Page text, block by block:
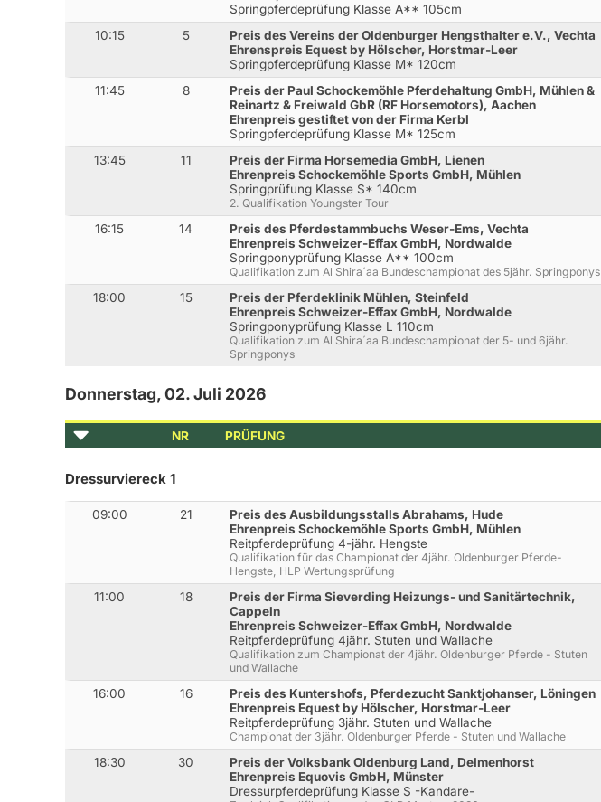
Springpferdeprüfung Klasse A** 105cm
10:15 5
Preis des Vereins der Oldenburger Hengsthalter e.V., Vechta
Ehrenspreis Equest by Hölscher, Horstmar-Leer
Springpferdeprüfung Klasse M* 120cm
11:45 8
Preis der Paul Schockemöhle Pferdehaltung GmbH, Mühlen &
Reinartz & Freiwald GbR (RF Horsemotors), Aachen
Ehrenpreis gestiftet von der Firma Kerbl
Springpferdeprüfung Klasse M* 125cm
13:45 11
Preis der Firma Horsemedia GmbH, Lienen
Ehrenpreis Schockemöhle Sports GmbH, Mühlen
Springprüfung Klasse S* 140cm
2. Qualifikation Youngster Tour
16:15 14
Preis des Pferdestammbuchs Weser-Ems, Vechta
Ehrenpreis Schweizer-Effax GmbH, Nordwalde
Springponyprüfung Klasse A** 100cm
Qualifikation zum Al Shira´aa Bundeschampionat des 5jähr. Springponys
18:00 15
Preis der Pferdeklinik Mühlen, Steinfeld
Ehrenpreis Schweizer-Effax GmbH, Nordwalde
Springponyprüfung Klasse L 110cm
Qualifikation zum Al Shira´aa Bundeschampionat der 5- und 6jähr.
Springponys
Donnerstag, 02. Juli 2026
NR PRÜFUNG
Dressurviereck 1
09:00 21
Preis des Ausbildungsstalls Abrahams, Hude
Ehrenpreis Schockemöhle Sports GmbH, Mühlen
Reitpferdeprüfung 4-jähr. Hengste
Qualifikation für das Championat der 4jähr. Oldenburger Pferde-
Hengste, HLP Wertungsprüfung
11:00 18
Preis der Firma Sieverding Heizungs- und Sanitärtechnik,
Cappeln
Ehrenpreis Schweizer-Effax GmbH, Nordwalde
Reitpferdeprüfung 4jähr. Stuten und Wallache
Qualifikation zum Championat der 4jähr. Oldenburger Pferde - Stuten
und Wallache
16:00 16
Preis des Kuntershofs, Pferdezucht Sanktjohanser, Löningen
Ehrenpreis Equest by Hölscher, Horstmar-Leer
Reitpferdeprüfung 3jähr. Stuten und Wallache
Championat der 3jähr. Oldenburger Pferde - Stuten und Wallache
18:30 30
Preis der Volksbank Oldenburg Land, Delmenhorst
Ehrenpreis Equovis GmbH, Münster
Dressurpferdeprüfung Klasse S -Kandare-